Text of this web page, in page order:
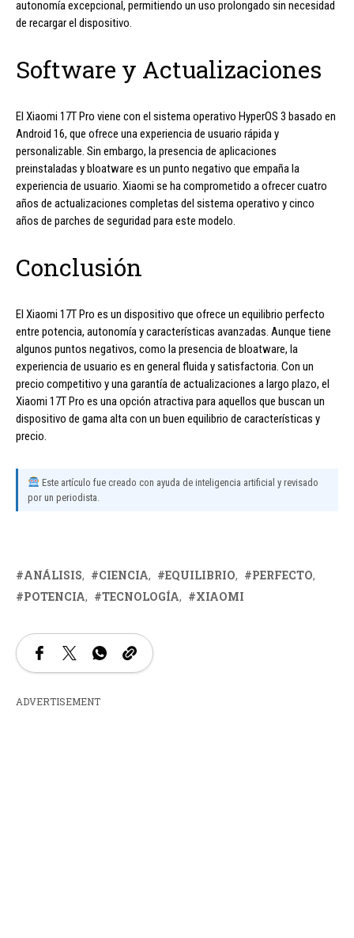
autonomía excepcional, permitiendo un uso prolongado sin necesidad
de recargar el dispositivo.
Software y Actualizaciones
El Xiaomi 17T Pro viene con el sistema operativo HyperOS 3 basado en
Android 16, que ofrece una experiencia de usuario rápida y
personalizable. Sin embargo, la presencia de aplicaciones
preinstaladas y bloatware es un punto negativo que empaña la
experiencia de usuario. Xiaomi se ha comprometido a ofrecer cuatro
años de actualizaciones completas del sistema operativo y cinco
años de parches de seguridad para este modelo.
Conclusión
El Xiaomi 17T Pro es un dispositivo que ofrece un equilibrio perfecto
entre potencia, autonomía y características avanzadas. Aunque tiene
algunos puntos negativos, como la presencia de bloatware, la
experiencia de usuario es en general fluida y satisfactoria. Con un
precio competitivo y una garantía de actualizaciones a largo plazo, el
Xiaomi 17T Pro es una opción atractiva para aquellos que buscan un
dispositivo de gama alta con un buen equilibrio de características y
precio.
Este artículo fue creado con ayuda de inteligencia artificial y revisado
por un periodista.
ANÁLISIS CIENCIA EQUILIBRIO
PERFECTO
POTENCIA
TECNOLOGÍA XIAOMI
ADVERTISEMENT